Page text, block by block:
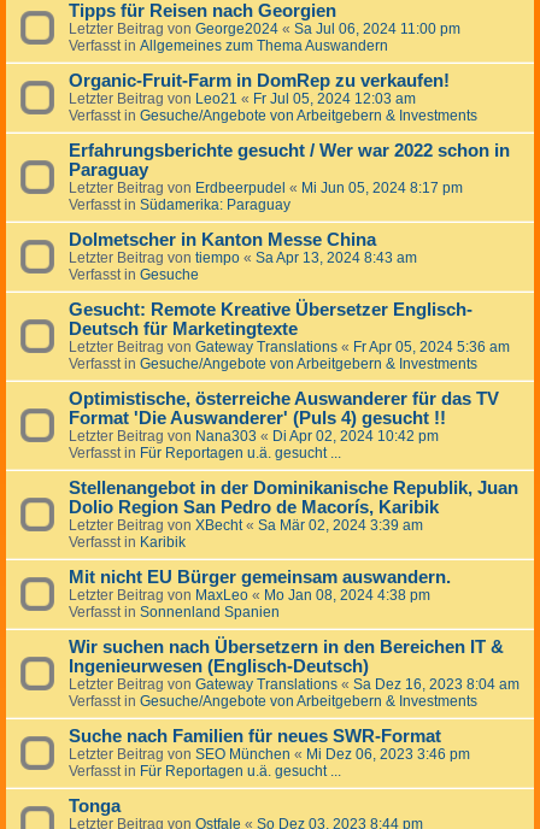
Tipps für Reisen nach Georgien
Letzter Beitrag von George2024 « Sa Jul 06, 2024 11:00 pm
Verfasst in Allgemeines zum Thema Auswandern
Organic-Fruit-Farm in DomRep zu verkaufen!
Letzter Beitrag von Leo21 « Fr Jul 05, 2024 12:03 am
Verfasst in Gesuche/Angebote von Arbeitgebern & Investments
Erfahrungsberichte gesucht / Wer war 2022 schon in
Paraguay
Letzter Beitrag von Erdbeerpudel « Mi Jun 05, 2024 8:17 pm
Verfasst in Südamerika: Paraguay
Dolmetscher in Kanton Messe China
Letzter Beitrag von tiempo « Sa Apr 13, 2024 8:43 am
Verfasst in Gesuche
Gesucht: Remote Kreative Übersetzer Englisch-
Deutsch für Marketingtexte
Letzter Beitrag von Gateway Translations « Fr Apr 05, 2024 5:36 am
Verfasst in Gesuche/Angebote von Arbeitgebern & Investments
Optimistische, österreiche Auswanderer für das TV
Format 'Die Auswanderer' (Puls 4) gesucht !!
Letzter Beitrag von Nana303 « Di Apr 02, 2024 10:42 pm
Verfasst in Für Reportagen u.ä. gesucht ...
Stellenangebot in der Dominikanische Republik, Juan
Dolio Region San Pedro de Macorís, Karibik
Letzter Beitrag von XBecht« Sa Mär 02, 2024 3:39 am
Verfasst in Karibik
Mit nicht EU Bürger gemeinsam auswandern.
Letzter Beitrag von MaxLeo « Mo Jan 08, 2024 4:38 pm
Verfasst in Sonnenland Spanien
Wir suchen nach Übersetzern in den Bereichen IT &
Ingenieurwesen (Englisch-Deutsch)
Letzter Beitrag von Gateway Translations « Sa Dez 16, 2023 8:04 am
Verfasst in Gesuche/Angebote von Arbeitgebern & Investments
Suche nach Familien für neues SWR-Format
Letzter Beitrag von SEO München « Mi Dez 06, 2023 3:46 pm
Verfasst in Für Reportagen u.ä. gesucht ...
Tonga
Letzter Beitrag von Ostfale « So Dez 03, 2023 8:44 pm